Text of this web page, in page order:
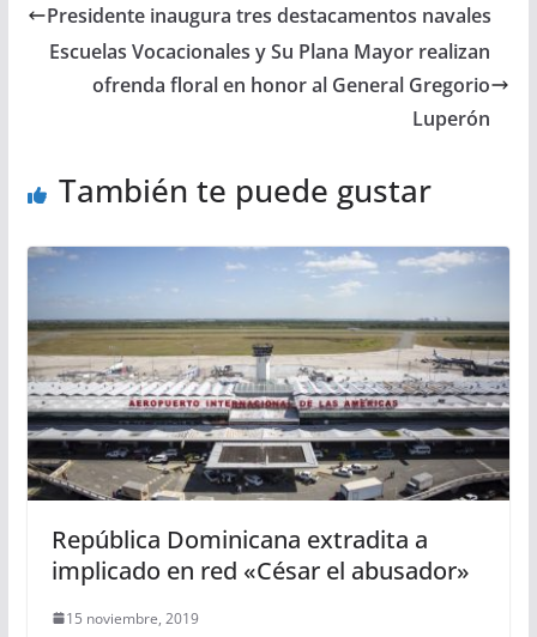
Presidente inaugura tres destacamentos navales
Escuelas Vocacionales y Su Plana Mayor realizan
ofrenda floral en honor al General Gregorio
Luperón
También te puede gustar
República Dominicana extradita a
implicado en red «César el abusador»
15 noviembre, 2019